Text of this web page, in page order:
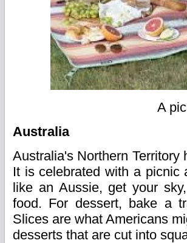
A
Australia
Australia's Northern
It is celebrated with a picnic
like an Aussie, get your
food. For dessert, bake a
Slices are what Americans
desserts that are cut into